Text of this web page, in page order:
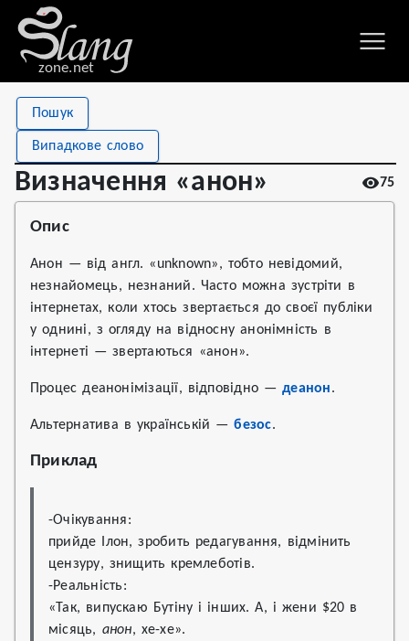
zone.net
Пошук
Випадкове слово
Визначення «анон» 75
Визначення «анон»
Stat
Views
Definitions 1
Опис
Анон — від англ. «unknown», тобто невідомий,
незнайомець, незнаний. Часто можна зустріти в
інтернетах, коли хтось звертається до своєї публіки
у однині, з огляду на відносну анонімність в
інтернеті — звертаються «анон».
Процес деанонімізації, відповідно —деанон.
Альтернатива в українській —безос.
Приклад
-Очікування:
прийде Ілон, зробить редагування, відмінить
цензуру, знищить кремлеботів.
-Реальність:
«Так, випускаю Бутіну і інших. А, і жени $20 в
місяць, анон, хе-хе».